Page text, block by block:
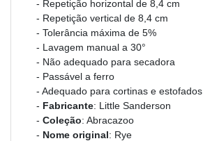
- Repetição horizontal de 8,4 cm
- Repetição vertical de 8,4 cm
- Tolerância máxima de 5%
- Lavagem manual a 30°
- Não adequado para secadora
- Passável a ferro
- Adequado para cortinas e estofados
- Fabricante: Little Sanderson
- Coleção: Abracazoo
- Nome original: Rye